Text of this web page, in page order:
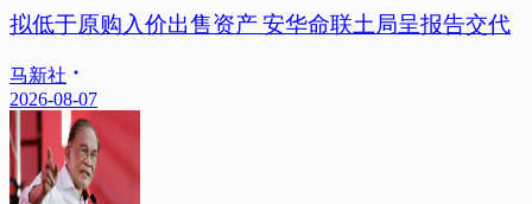
拟低于原购入价出售资产 安华命联土局呈报告交代
马新社
2026-08-07